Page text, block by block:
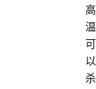
高
温
可
以
杀